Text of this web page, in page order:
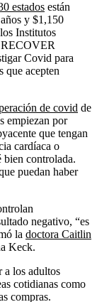
estados están
y $1,150
Institutos
Covid para
que acepten
de covid de
empiezan por
que tengan
cardíaca o
controlada.
puedan haber
negativo, “es
la doctora Caitlin
Keck.
a los adultos
cotidianas como
compras.